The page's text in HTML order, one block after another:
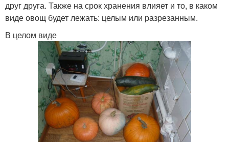
друг друга. Также на срок хранения влияет и то, в каком
виде овощ будет лежать: целым или разрезанным.
В целом виде